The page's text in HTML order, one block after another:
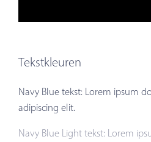
Tekstkleuren
Navy Blue tekst: Lorem ipsum
adipiscing elit.
Navy Blue Light tekst: Lorem